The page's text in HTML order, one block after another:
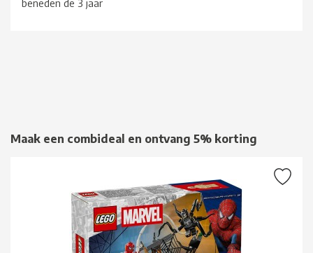
beneden de 3 jaar
Maak een combideal en ontvang 5% korting